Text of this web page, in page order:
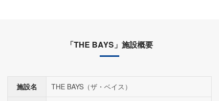
「THE BAYS」施設概要
施設名 THE BAYS（ザ・ベイス）